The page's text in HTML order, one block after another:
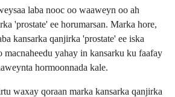
laba nooc oo waaweyn oo ah
'prostate' ee horumarsan. Marka hore,
kansarka qanjirka 'prostate' ee iska
macnaheedu yahay in kansarku ku faafay
hormoonnada kale.
waxay qoraan marka kansarka qanjirka